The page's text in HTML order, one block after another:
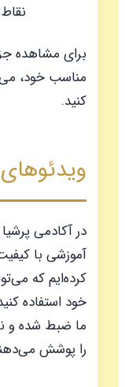
برای مشاهده
مناسب خود،
کنید.
در آکادمی
کرده‌ایم که
خود استفاده
ما ضبط شده و
را پوشش